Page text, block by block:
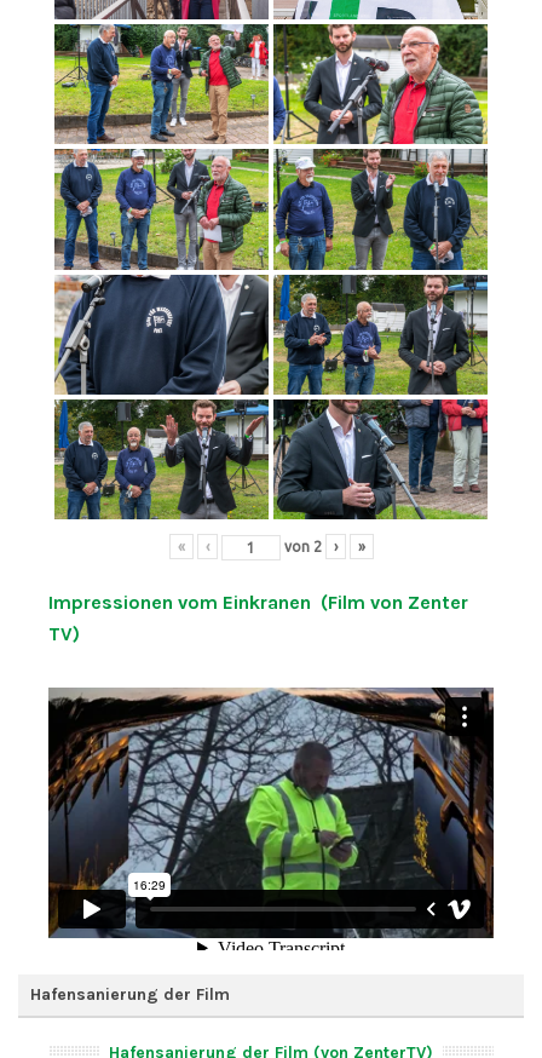
« ‹ von 2 › »
Impressionen vom Einkranen (Film von Zenter
TV)
Hafensanierung der Film
Hafensanierung der Film (von ZenterTV)